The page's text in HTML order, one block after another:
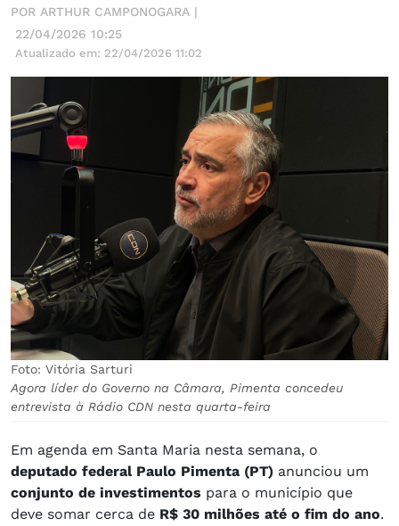
POR ARTHUR CAMPONOGARA |
22/04/2026 10:25
Atualizado em: 22/04/2026 11:02
Foto: Vitória Sarturi
Agora líder do Governo na Câmara, Pimenta concedeu
entrevista à Rádio CDN nesta quarta-feira
Em agenda em Santa Maria nesta semana, o
deputado federal Paulo Pimenta (PT) anunciou um
conjunto de investimentos para o município que
deve somar cerca de R$ 30 milhões até o fim do ano.